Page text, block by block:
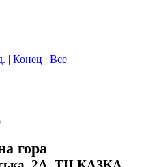
| Конец | Все
гора